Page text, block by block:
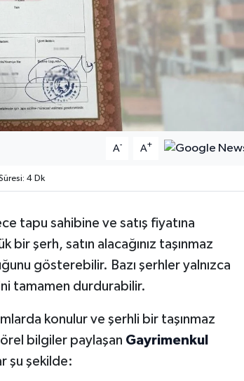
A- A+
4 Dk
tapu sahibine ve satış fiyatına
bir şerh, satın alacağınız taşınmaz
gösterebilir. Bazı şerhler yalnızca
tamamen durdurabilir.
konulur ve şerhli bir taşınmaz
bilgiler paylaşan Gayrimenkul
şu şekilde: